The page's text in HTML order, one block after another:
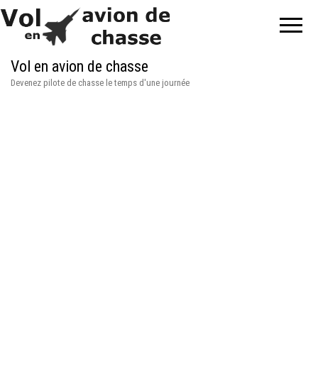
Vol en avion de chasse
Devenez pilote de chasse le temps d'une journée